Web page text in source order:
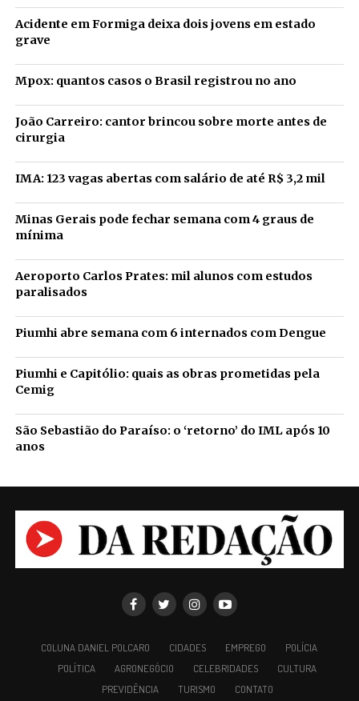
Acidente em Formiga deixa dois jovens em estado
grave
Mpox: quantos casos o Brasil registrou no ano
João Carreiro: cantor brincou sobre morte antes de
cirurgia
IMA: 123 vagas abertas com salário de até R$ 3,2 mil
Minas Gerais pode fechar semana com 4 graus de
mínima
Aeroporto Carlos Prates: mil alunos com estudos
paralisados
Piumhi abre semana com 6 internados com Dengue
Piumhi e Capitólio: quais as obras prometidas pela
Cemig
São Sebastião do Paraíso: o ‘retorno’ do IML após 10
anos
COLUNA DANIEL POLCARO CIDADES EMPREGO
POLÍCIA
POLÍTICA
AGRONEGÓCIO CELEBRIDADES
CULTURA
PREVIDÊNCIA
TURISMO CONTATO